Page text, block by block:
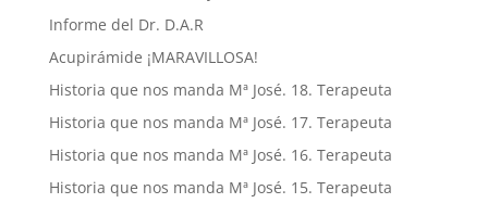
Informe del Dr. D.A.R
Acupirámide ¡MARAVILLOSA!
Historia que nos manda Mª José. 18. Terapeuta
Historia que nos manda Mª José. 17. Terapeuta
Historia que nos manda Mª José. 16. Terapeuta
Historia que nos manda Mª José. 15. Terapeuta